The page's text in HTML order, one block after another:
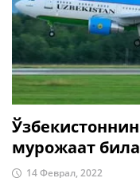
мурожаат
14 Феврал, 2022